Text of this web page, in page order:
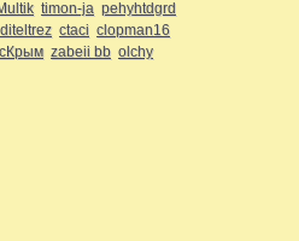
timon-ja pehyhtdgrd
ctaci clopman16
zabeii bb olchy